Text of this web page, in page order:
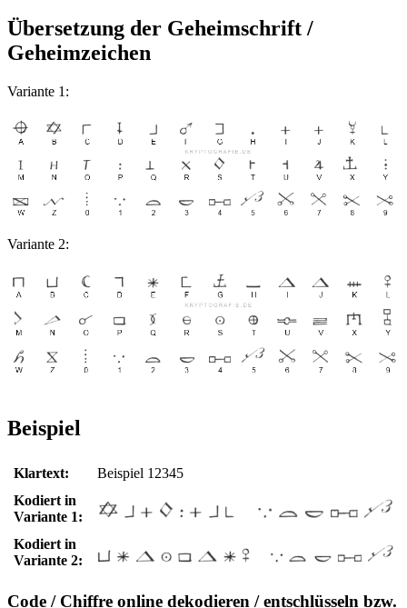
Übersetzung der Geheimschrift /
Geheimzeichen
Variante 1:
Variante 2:
Beispiel
Klartext:
Beispiel 12345
Kodiert in
Variante 1:
Kodiert in
Variante 2:
Code / Chiffre online dekodieren / entschlüsseln bzw.